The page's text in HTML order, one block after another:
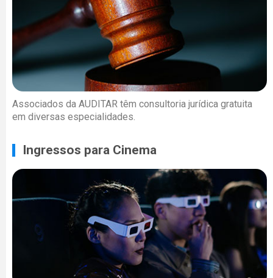
Associados da AUDITAR têm consultoria jurídica gratuita
em diversas especialidades.
Ingressos para Cinema